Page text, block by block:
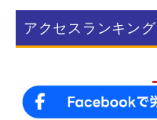
b
o
アクセスランキング